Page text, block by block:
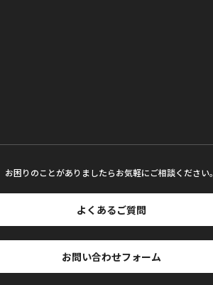
お困りのことがありましたらお気軽にご相談ください。
よくあるご質問
お問い合わせフォーム